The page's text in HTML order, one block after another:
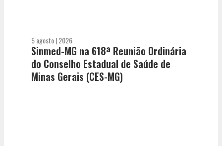
5 agosto | 2026
Sinmed-MG na 618ª Reunião Ordinária
do Conselho Estadual de Saúde de
Minas Gerais (CES-MG)